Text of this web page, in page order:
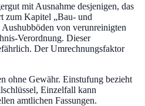
mit Ausnahme desjenigen, das
zum Kapitel „Bau- und
von verunreinigten
Verordnung. Dieser
Der Umrechnungsfaktor
ohne Gewähr. Einstufung bezieht
Einzelfall kann
amtlichen Fassungen.